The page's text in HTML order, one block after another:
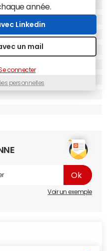
à eux promettre un
6,90%" et une "stricte
année.
Linkedin
un mail
connecter
personnelles
Voir un exemple